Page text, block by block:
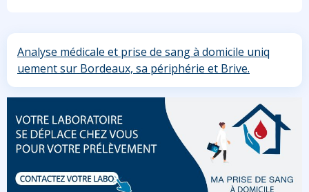
Analyse médicale et prise de sang à domicile uniq
uement sur Bordeaux, sa périphérie et Brive.